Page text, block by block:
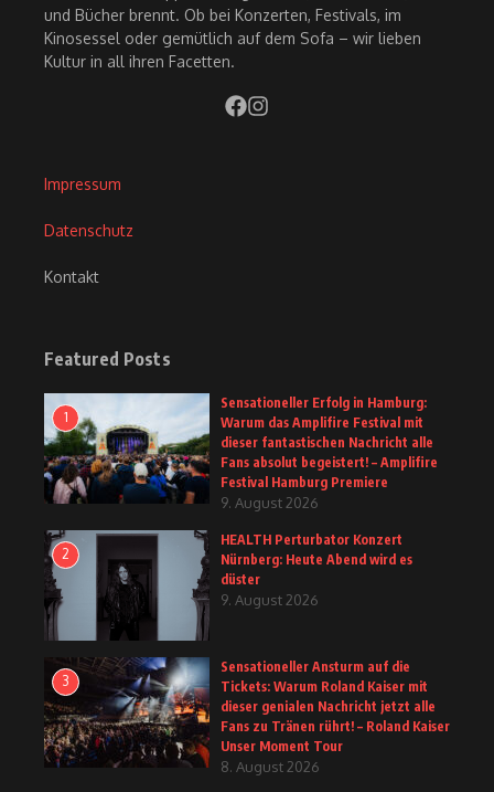
und Bücher brennt. Ob bei Konzerten, Festivals, im
Kinosessel oder gemütlich auf dem Sofa – wir lieben
Kultur in all ihren Facetten.
Impressum
Datenschutz
Kontakt
Featured Posts
1
Sensationeller Erfolg in Hamburg:
Warum das Amplifire Festival mit
dieser fantastischen Nachricht alle
Fans absolut begeistert! – Amplifire
Festival Hamburg Premiere
9. August 2026
2
HEALTH Perturbator Konzert
Nürnberg: Heute Abend wird es
düster
9. August 2026
3
Sensationeller Ansturm auf die
Tickets: Warum Roland Kaiser mit
dieser genialen Nachricht jetzt alle
Fans zu Tränen rührt! – Roland Kaiser
Unser Moment Tour
8. August 2026